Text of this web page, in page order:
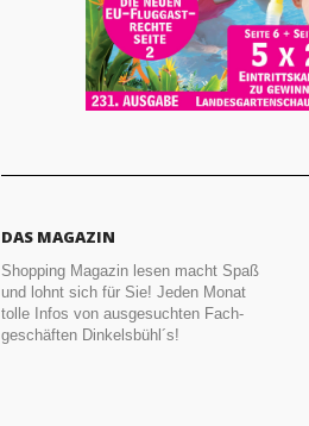
DAS MAGAZIN
Shopping Magazin lesen macht Spaß
und lohnt sich für Sie! Jeden Monat
tolle Infos von ausgesuchten Fach-
geschäften Dinkelsbühl´s!